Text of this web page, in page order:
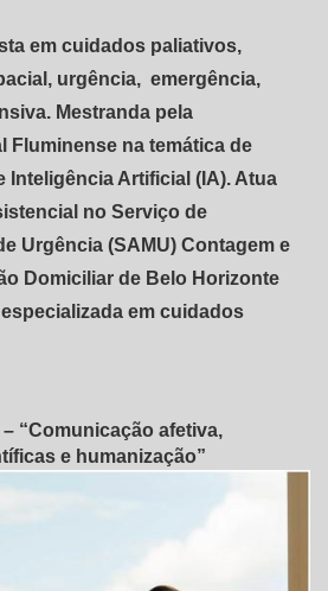
em cuidados paliativos,
urgência, emergência,
Mestranda pela
Fluminense na temática de
Inteligência Artificial (IA). Atua
no Serviço de
Urgência (SAMU) Contagem e
Domiciliar de Belo Horizonte
em cuidados
“Comunicação afetiva,
e humanização”